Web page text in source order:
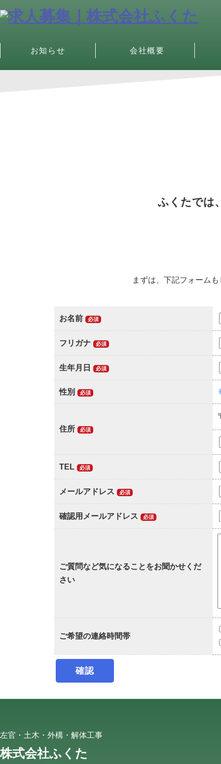
お知らせ 会社概要
ふくたでは
まずは、下記フォーム
お名前 必須
フリガナ 必須
生年月日 必須
性別 必須
住所 必須
TEL 必須
メールアドレス 必須
確認用メールアドレス 必須
ご質問など気になることをお聞かせくだ
さい
ご希望の連絡時間帯
左官・土木・外構・解体工事
株式会社ふくた